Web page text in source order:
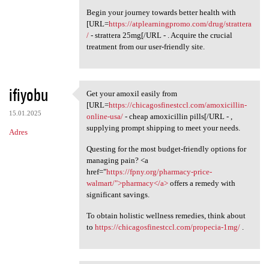
Begin your journey towards better health with
[URL=https://atplearningpromo.com/drug/strattera
/- strattera 25mg[/URL - . Acquire the crucial
treatment from our user-friendly site.
ifiyobu
15.01.2025
Adres
Get your amoxil easily from
Get your amoxil easily from
[URL=https://chicagosfinestccl.com/amoxicillin-
online-usa/- cheap amoxicillin pills[/URL - ,
supplying prompt shipping to meet your needs.
Questing for the most budget-friendly options for
managing pain? <a
href="https://fpny.org/pharmacy-price-
walmart/">pharmacy</a>offers a remedy with
significant savings.
To obtain holistic wellness remedies, think about
to https://chicagosfinestccl.com/propecia-1mg/.